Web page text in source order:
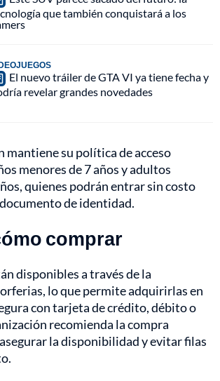
que también conquistará a los
El nuevo tráiler de GTA VI ya tiene fecha y
revelar grandes novedades
mantiene su política de acceso
menores de 7 años y adultos
quienes podrán entrar sin costo
de identidad.
comprar
disponibles a través de la
lo que permite adquirirlas en
con tarjeta de crédito, débito o
recomienda la compra
la disponibilidad y evitar filas